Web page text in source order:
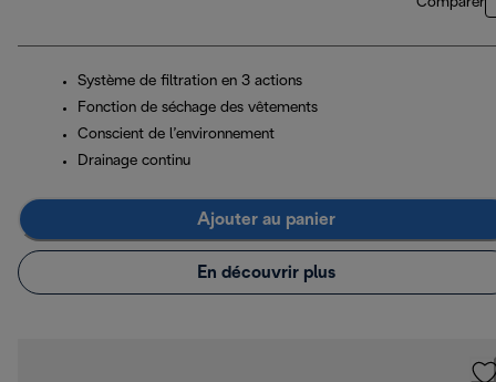
Comparer
Système de filtration en 3 actions
Fonction de séchage des vêtements
Conscient de l’environnement
Drainage continu
Ajouter au panier
En découvrir plus